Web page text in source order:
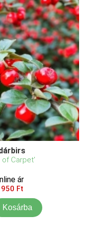
of Carpet'
ár
Ft
Kosárba